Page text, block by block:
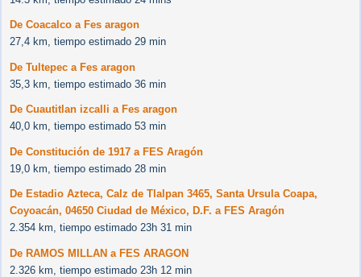
De Coacalco a Fes aragon
27,4 km, tiempo estimado 29 min
De Tultepec a Fes aragon
35,3 km, tiempo estimado 36 min
De Cuautitlan izcalli a Fes aragon
40,0 km, tiempo estimado 53 min
De Constitución de 1917 a FES Aragón
19,0 km, tiempo estimado 28 min
De Estadio Azteca, Calz de Tlalpan 3465, Santa Ursula Coapa,
Coyoacán, 04650 Ciudad de México, D.F. a FES Aragón
2.354 km, tiempo estimado 23h 31 min
De RAMOS MILLAN a FES ARAGON
2.326 km, tiempo estimado 23h 12 min